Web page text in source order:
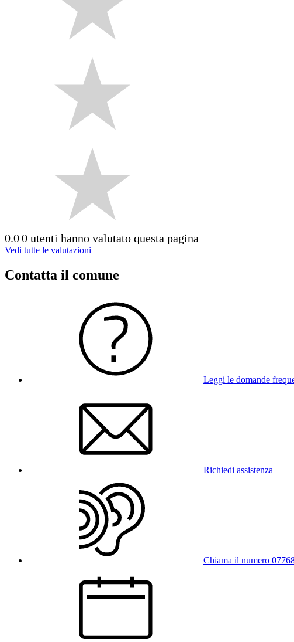
0.00 utenti hanno valutato questa pagina
Vedi tutte le valutazioni
Contatta il comune
Leggi le domande
Richiedi assistenza
Chiama il numero